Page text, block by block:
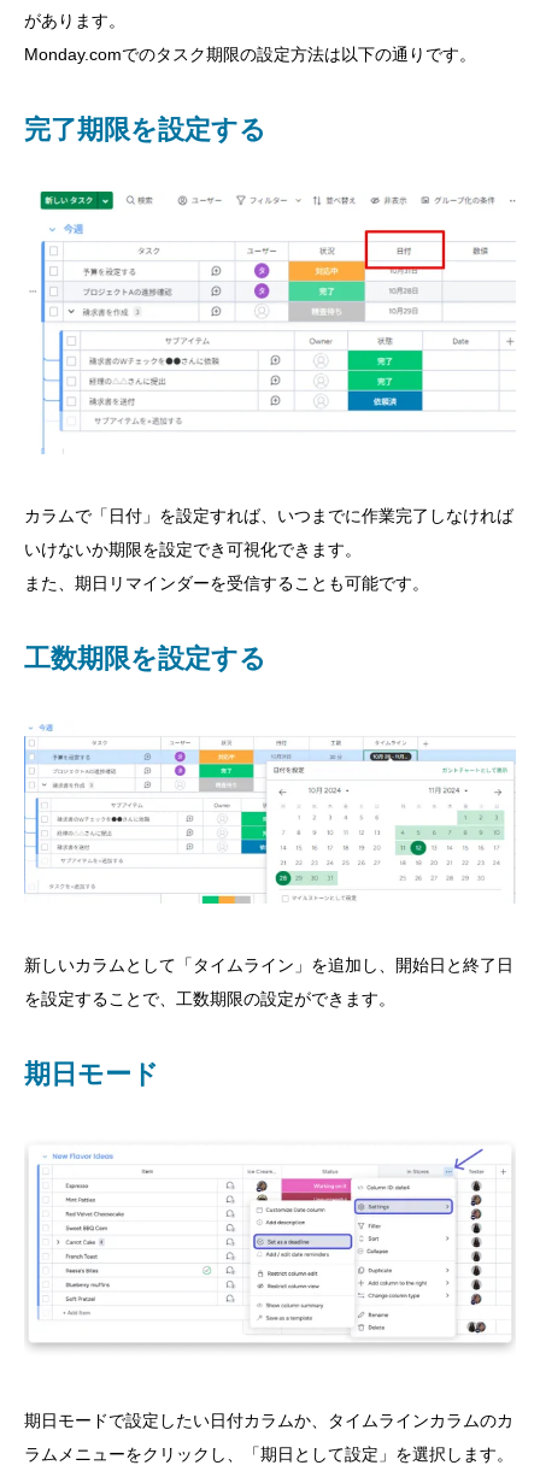
があります。
Monday.comでのタスク期限の設定方法は以下の通りです。
完了期限を設定する
カラムで「日付」を設定すれば、いつまでに作業完了しなければ
いけないか期限を設定でき可視化できます。
また、期日リマインダーを受信することも可能です。
工数期限を設定する
新しいカラムとして「タイムライン」を追加し、開始日と終了日
を設定することで、工数期限の設定ができます。
期日モード
期日モードで設定したい日付カラムか、タイムラインカラムのカ
ラムメニューをクリックし、「期日として設定」を選択します。